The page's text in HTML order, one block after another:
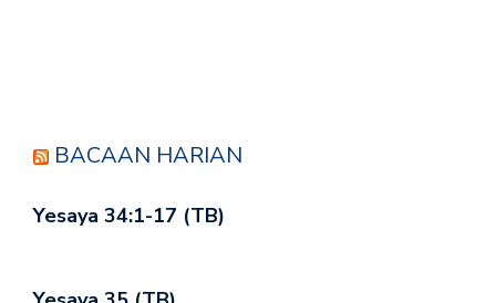
BACAAN HARIAN
Yesaya 34:1-17 (TB)